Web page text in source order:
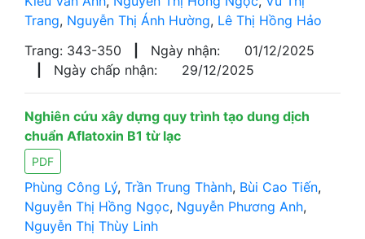
Trang, Nguyễn Thị Ánh Hường, Lê Thị Hồng Hảo
Trang: 343-350
Ngày nhận:
01/12/2025
Ngày chấp nhận: 29/12/2025
Nghiên cứu xây dựng quy trình tạo dung dịch
chuẩn Aflatoxin B1 từ lạc
PDF
Phùng Công Lý, Trần Trung Thành, Bùi Cao Tiến,
Nguyễn Thị Hồng Ngọc, Nguyễn Phương Anh,
Nguyễn Thị Thùy Linh